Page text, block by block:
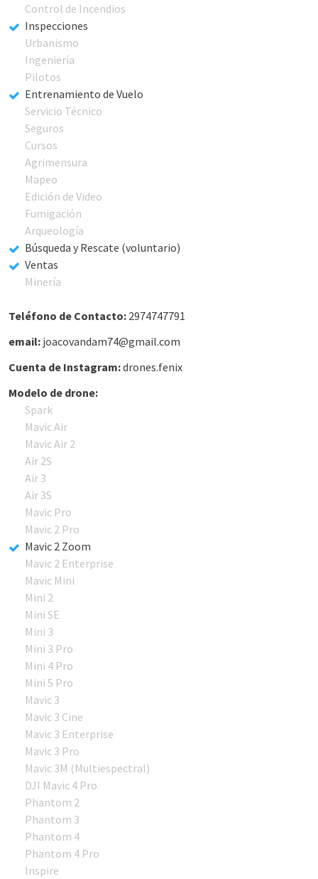
Control de Incendios
Inspecciones
Urbanismo
Ingeniería
Pilotos
Entrenamiento de Vuelo
Servicio Técnico
Seguros
Cursos
Agrimensura
Mapeo
Edición de Video
Fumigación
Arqueología
Búsqueda y Rescate (voluntario)
Ventas
Minería
Teléfono de Contacto: 2974747791
email: joacovandam74@gmail.com
Cuenta de Instagram:drones.fenix
Modelo de drone:
Spark
Mavic Air
Mavic Air 2
Air 2S
Air 3
Air 3S
Mavic Pro
Mavic 2 Pro
Mavic 2 Zoom
Mavic 2 Enterprise
Mavic Mini
Mini 2
Mini SE
Mini 3
Mini 3 Pro
Mini 4 Pro
Mini 5 Pro
Mavic 3
Mavic 3 Cine
Mavic 3 Enterprise
Mavic 3 Pro
Mavic 3M (Multiespectral)
DJI Mavic 4 Pro
Phantom 2
Phantom 3
Phantom 4
Phantom 4 Pro
Inspire